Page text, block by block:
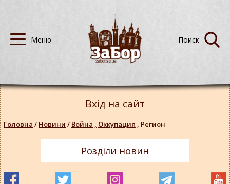
Вхід на сайт
Головна / Новини / Война , Оккупация , Регион
Розділи новин